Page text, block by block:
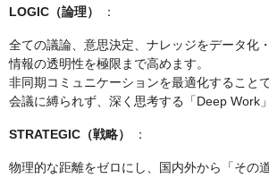
LOGIC（論理） ：
全ての議論、意思決定、ナレッジをデータ化
情報の透明性を極限まで高めます。
非同期コミュニケーションを最適化することで
会議に縛られず、深く思考する「Deep Work
STRATEGIC（戦略） ：
物理的な距離をゼロにし、国内外から「その